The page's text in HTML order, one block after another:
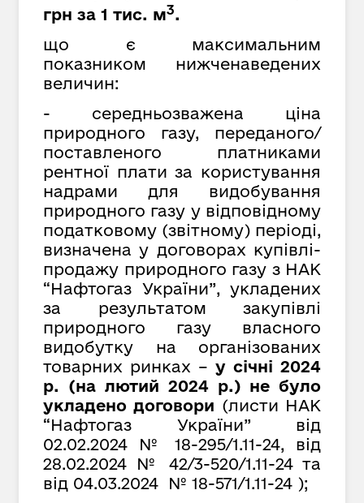
грн за 1 тис. м3.
що є максимальним
показником нижченаведених
величин:
- середньозважена ціна
природного газу, переданого/
поставленого платниками
рентної плати за користування
надрами для видобування
природного газу у відповідному
податковому (звітному) періоді,
визначена у договорах купівлі-
продажу природного газу з НАК
“Нафтогаз України”, укладених
за результатом закупівлі
природного газу власного
видобутку на організованих
товарних ринках – у січні 2024
р. (на лютий 2024 р.) не було
укладено договори (листи НАК
“Нафтогаз України” від
02.02.2024 № 18-295/1.11-24, від
28.02.2024 № 42/3-520/1.11-24 та
від 04.03.2024 № 18-571/1.11-24 );